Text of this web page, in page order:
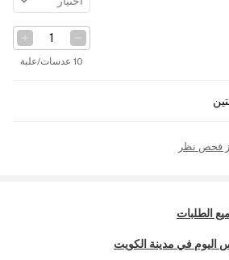
10 عدسات/علبة
فحص نظر
الطلبات
في مدينة الكويت